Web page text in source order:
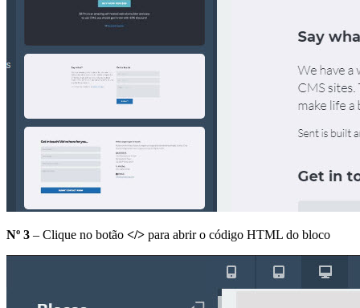
Nº 3 – Clique no botão </> para abrir o código HTML do bloco